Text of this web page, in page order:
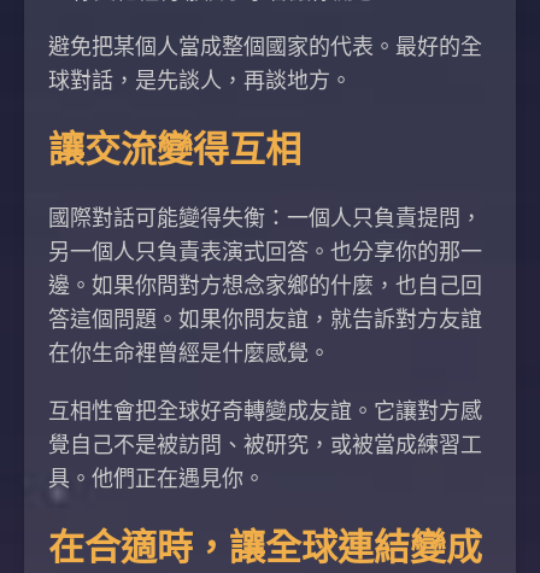
避免把某個人當成整個國家的代表。最好的全
球對話，是先談人，再談地方。
讓交流變得互相
國際對話可能變得失衡：一個人只負責提問，
另一個人只負責表演式回答。也分享你的那一
邊。如果你問對方想念家鄉的什麼，也自己回
答這個問題。如果你問友誼，就告訴對方友誼
在你生命裡曾經是什麼感覺。
互相性會把全球好奇轉變成友誼。它讓對方感
覺自己不是被訪問、被研究，或被當成練習工
具。他們正在遇見你。
在合適時，讓全球連結變成